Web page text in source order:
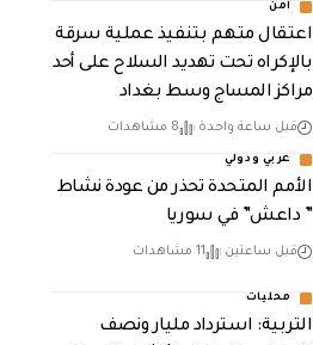
أمن
اعتقال متهم بتنفيذ عملية سرقة
بالإكراه تحت تهديد السلاح على أحد
مراكز المساج وسط بغداد
قبل ساعة واحدة 8 مشاهدات
عربي ودولي
الأمم المتحدة تحذر من عودة نشاط
” داعش” في سوريا
قبل ساعتين 11 مشاهدات
محليات
التربية: استرداد مليار ونصف